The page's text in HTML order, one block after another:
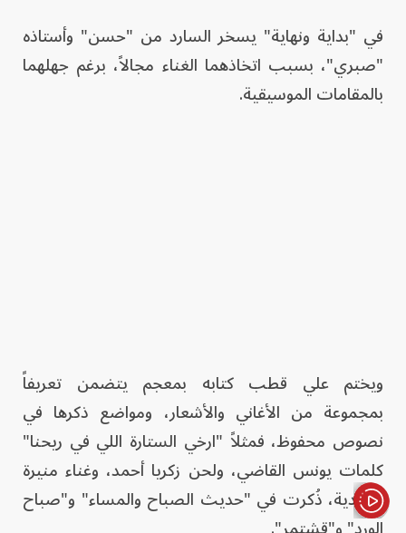
في "بداية ونهاية" يسخر السارد من "حسن" وأستاذه
"صبري"، بسبب اتخاذهما الغناء مجالاً، برغم جهلهما
بالمقامات الموسيقية.
ويختم علي قطب كتابه بمعجم يتضمن تعريفاً
بمجموعة من الأغاني والأشعار، ومواضع ذكرها في
نصوص محفوظ، فمثلاً "ارخي الستارة اللي في ريحنا"
كلمات يونس القاضي، ولحن زكريا أحمد، وغناء منيرة
المهدية، ذُكرت في "حديث الصباح والمساء" و"صباح